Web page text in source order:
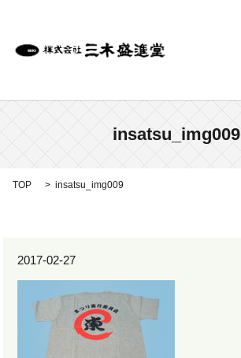
insatsu_img009
TOP insatsu_img009
2017-02-27